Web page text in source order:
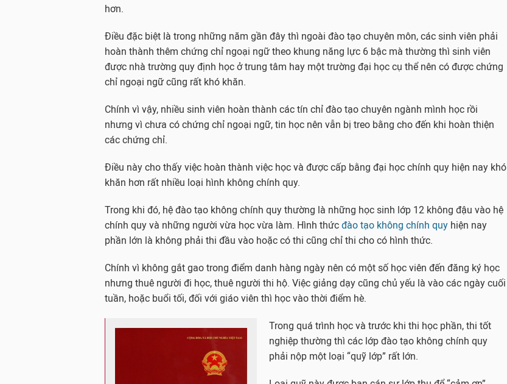
hơn.
Điều đặc biệt là trong những năm gần đây thì ngoài đào tạo chuyên môn, các sinh viên phải
hoàn thành thêm chứng chỉ ngoại ngữ theo khung năng lực 6 bậc mà thường thì sinh viên
được nhà trường quy định học ở trung tâm hay một trường đại học cụ thể nên có được chứng
chỉ ngoại ngữ cũng rất khó khăn.
Chính vì vậy, nhiều sinh viên hoàn thành các tín chỉ đào tạo chuyên ngành mình học rồi
nhưng vì chưa có chứng chỉ ngoại ngữ, tin học nên vẫn bị treo bằng cho đến khi hoàn thiện
các chứng chỉ.
Điều này cho thấy việc hoàn thành việc học và được cấp bằng đại học chính quy hiện nay khó
khăn hơn rất nhiều loại hình không chính quy.
Trong khi đó, hệ đào tạo không chính quy thường là những học sinh lớp 12 không đậu vào hệ
chính quy và những người vừa học vừa làm. Hình thức đào tạo không chính quy hiện nay
phần lớn là không phải thi đầu vào hoặc có thi cũng chỉ thi cho có hình thức.
Chính vì không gắt gao trong điểm danh hàng ngày nên có một số học viên đến đăng ký học
nhưng thuê người đi học, thuê người thi hộ. Việc giảng dạy cũng chủ yếu là vào các ngày cuối
tuần, hoặc buổi tối, đối với giáo viên thì học vào thời điểm hè.
Trong quá trình học và trước khi thi học phần, thi tốt
nghiệp thường thì các lớp đào tạo không chính quy
phải nộp một loại “quỹ lớp” rất lớn.